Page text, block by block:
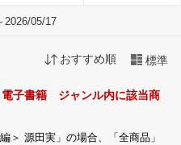
2026/05/17
おすすめ順 標準
電子書籍 ジャンル内に該当商
＞ 源田実」の場合、「全商品」